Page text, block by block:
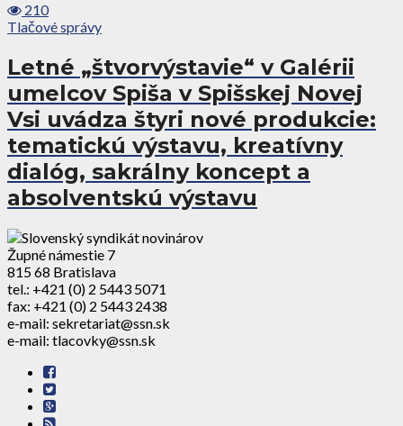
210
Tlačové správy
Letné „štvorvýstavie“ v Galérii
umelcov Spiša v Spišskej Novej
Vsi uvádza štyri nové produkcie:
tematickú výstavu, kreatívny
dialóg, sakrálny koncept a
absolventskú výstavu
Župné námestie 7
815 68 Bratislava
tel.: +421 (0) 2 5443 5071
fax: +421 (0) 2 5443 2438
e-mail: sekretariat@ssn.sk
e-mail: tlacovky@ssn.sk